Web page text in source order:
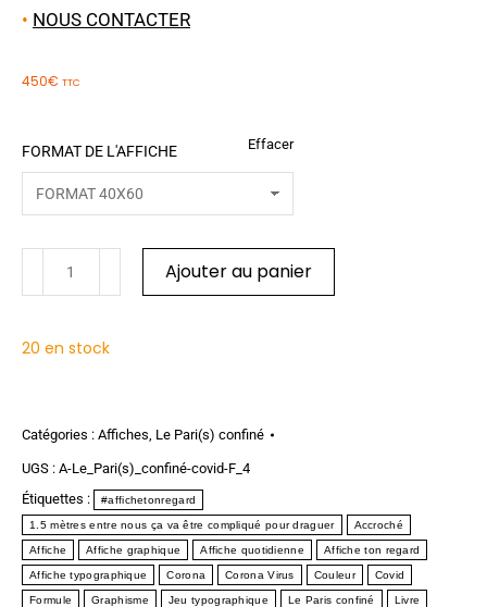
• NOUS CONTACTER
450€ TTC
FORMAT DE L'AFFICHE Effacer
Ajouter au panier
20 en stock
Catégories : Affiches, Le Pari(s) confiné
UGS : A-Le_Pari(s)_confiné-covid-F_4
Étiquettes :
#affichetonregard
1.5 mètres entre nous ça va être compliqué pour draguer Accroché
Affiche Affiche graphique Affiche quotidienne Affiche ton regard
Affiche typographique Corona Corona Virus Couleur Covid
Formule Graphisme Jeu typographique Le Paris confiné Livre